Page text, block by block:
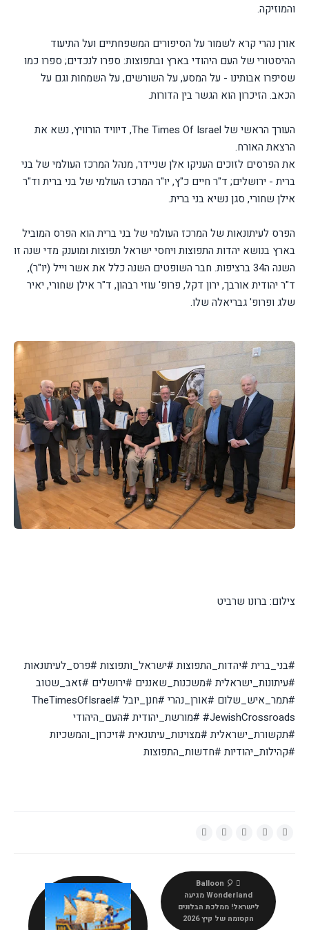
והמוזיקה.
אורן נהרי קרא לשמור על הסיפורים המשפחתיים ועל התיעוד
ההיסטורי של העם היהודי בארץ ובתפוצות: ספרו לנכדים; ספרו כמו
שסיפרו אבותינו - על המסע, על השורשים, על השמחות וגם על
הכאב. הזיכרון הוא הגשר בין הדורות.
העורך הראשי של The Times Of Israel, דיוויד הורוויץ, נשא את
הרצאת האורח.
את הפרסים לזוכים העניקו אלן שניידר, מנהל המרכז העולמי של בני
ברית - ירושלים; ד"ר חיים כ"ץ, יו"ר המרכז העולמי של בני ברית וד"ר
אילן שחורי, סגן נשיא בני ברית.
הפרס לעיתונאות של המרכז העולמי של בני ברית הוא הפרס המוביל
בארץ בנושא יהדות התפוצות ויחסי ישראל תפוצות ומוענק מדי שנה זו
השנה ה34 ברציפות. חבר השופטים השנה כלל את אשר וייל (יו"ר),
ד"ר יהודית אורבך, ירון דקל, פרופ' עוזי רבהון, ד"ר אילן שחורי, יאיר
שלג ופרופ' גבריאלה שלו.
צילום: ברונו שרביט
#בני_ברית #יהדות_התפוצות #ישראל_ותפוצות #פרס_לעיתונאות
#עיתונות_ישראלית #משכנות_שאננים #ירושלים #זאב_שטוב
#תמר_איש_שלום #אורן_נהרי #חנן_יובל #TheTimesOfIsrael
#JewishCrossroads #מורשת_יהודית #העם_היהודי
#תקשורת_ישראלית #מצוינות_עיתונאית #זיכרון_והמשכיות
#קהילות_יהודיות #חדשות_התפוצות
🎈 Balloon
Wonderland מגיעה
לישראל! ממלכת הבלונים
הקסומה של קיץ 2026